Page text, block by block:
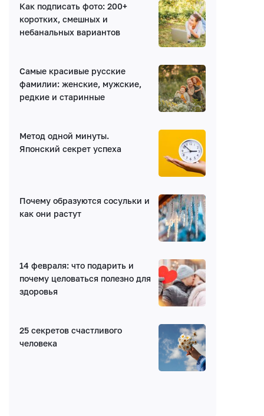
Нет комментариев
Имя*
Получать уведомления об ответах
Как подписать фото: 200+
коротких, смешных и
небанальных вариантов
Самые красивые русские
фамилии: женские, мужские,
редкие и старинные
Метод одной минуты.
Японский секрет успеха
Почему образуются сосульки и
как они растут
14 февраля: что подарить и
почему целоваться полезно для
здоровья
25 секретов счастливого
человека